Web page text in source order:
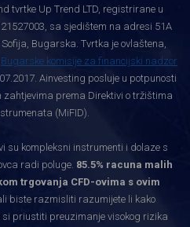
tvrtke Up Trend LTD, registrirane u
sa sjedištem na adresi 51A
Bugarska. Tvrtka je ovlaštena,
Bugarske komisije za financijski nadzor
Ainvesting posluje u potpunosti
prema Direktivi o tržištima
(MiFID).
su kompleksni instrumenti i dolaze s
radi poluge. 85.5% racuna malih
trgovanja CFD-ovima s ovim
biste razmisliti razumijete li kako
si priustiti preuzimanje visokog rizika